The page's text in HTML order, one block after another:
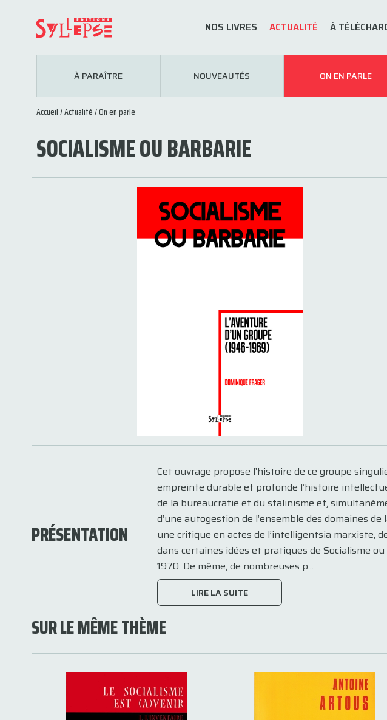
NOS LIVRES ACTUALITÉ À
À PARAÎTRE NOUVEAUTÉS ON EN PARLE
Accueil/Actualité/On en parle
SOCIALISME OU BARBARIE
PRÉSENTATION
Cet ouvrage propose l’histoire de ce groupe
empreinte durable et profonde l’histoire
de la bureaucratie et du stalinisme et,
d’une autogestion de l’ensemble des domaines
une critique en actes de l’intelligentsia marxiste,
dans certaines idées et pratiques de Socialisme
1970. De même, de nombreuses p...
LIRE LA SUITE
SUR LE MÊME THÈME